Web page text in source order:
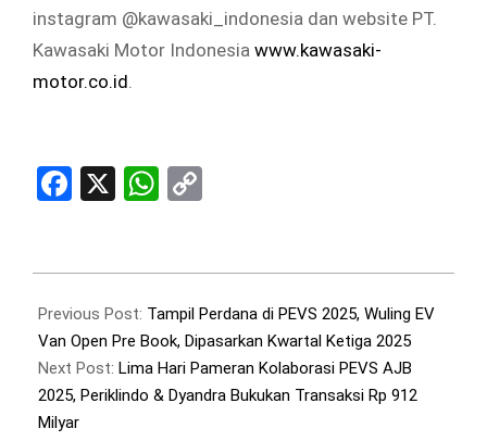
instagram @kawasaki_indonesia dan website PT.
Kawasaki Motor Indonesia www.kawasaki-
motor.co.id.
Facebook
X WhatsApp
05-
04
Previous Post: Tampil Perdana di PEVS 2025, Wuling EV
Van Open Pre Book, Dipasarkan Kwartal Ketiga 2025
Next Post: Lima Hari Pameran Kolaborasi PEVS AJB
2025, Periklindo & Dyandra Bukukan Transaksi Rp 912
Milyar